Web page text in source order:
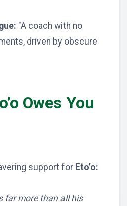
"A coach with no
driven by obscure
Owes You
support for Eto’o:
far more than all his